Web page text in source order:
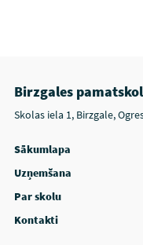
Birzgales
Skolas iela 1, Birzgale,
Sākumlapa
Uzņemšana
Par skolu
Kontakti